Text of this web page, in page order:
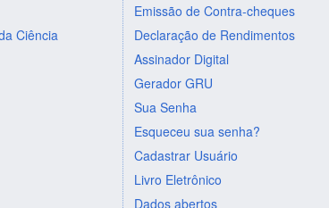
Ciência
Emissão de Contra-cheques
Declaração de Rendimentos
Assinador Digital
Gerador GRU
Sua Senha
Esqueceu sua senha?
Cadastrar Usuário
Livro Eletrônico
Dados abertos